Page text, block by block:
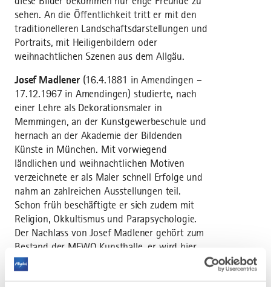
sehen. An die Öffentlichkeit tritt er mit den
traditionelleren Landschaftsdarstellungen und
Portraits, mit Heiligenbildern oder
weihnachtlichen Szenen aus dem Allgäu.
Josef Madlener (16.4.1881 in Amendingen –
17.12.1967 in Amendingen) studierte, nach
einer Lehre als Dekorationsmaler in
Memmingen, an der Kunstgewerbeschule und
hernach an der Akademie der Bildenden
Künste in München. Mit vorwiegend
ländlichen und weihnachtlichen Motiven
verzeichnete er als Maler schnell Erfolge und
nahm an zahlreichen Ausstellungen teil.
Schon früh beschäftigte er sich zudem mit
Religion, Okkultismus und Parapsychologie.
Der Nachlass von Josef Madlener gehört zum
Bestand der MEWO Kunsthalle, er wird hier
kunsthistorisch bearbeitet und durch
Ausstellungen wie auch Publikationen